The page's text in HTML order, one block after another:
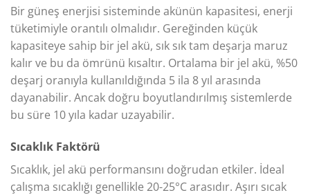
Bir güneş enerjisi sisteminde akünün kapasitesi, enerji
tüketimiyle orantılı olmalıdır. Gereğinden küçük
kapasiteye sahip bir jel akü, sık sık tam deşarja maruz
kalır ve bu da ömrünü kısaltır. Ortalama bir jel akü, %50
deşarj oranıyla kullanıldığında 5 ila 8 yıl arasında
dayanabilir. Ancak doğru boyutlandırılmış sistemlerde
bu süre 10 yıla kadar uzayabilir.
Sıcaklık Faktörü
Sıcaklık, jel akü performansını doğrudan etkiler. İdeal
çalışma sıcaklığı genellikle 20-25°C arasıdır. Aşırı sıcak